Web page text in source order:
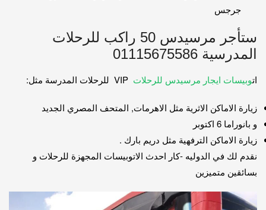
جرجس
ستأجر مرسيدس 50 راكب للرحلات
المدرسية 01115675586
اتوبيسات ايجار مرسيدس للرحلات
زيارة الاماكن الاثرية مثل الاهرمات, المتحف المصري الجديد
و بانوراما 6 اكتوبر
زيارة الاماكن الترفهية مثل دريم بارك .
نقدم لك في الدوليه -كار احدث الاتوبيسات المجهزة للرحلات و
بسائقين متميزين